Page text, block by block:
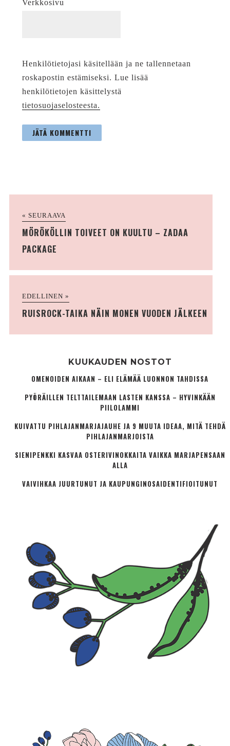
Verkkosivu
Henkilötietojasi käsitellään ja ne tallennetaan
roskapostin estämiseksi. Lue lisää
henkilötietojen käsittelystä
tietosuojaselosteesta.
« SEURAAVA
MÖRÖKÖLLIN TOIVEET ON KUULTU – ZADAA
PACKAGE
EDELLINEN »
RUISROCK-TAIKA NÄIN MONEN VUODEN JÄLKEEN
KUUKAUDEN NOSTOT
OMENOIDEN AIKAAN – ELI ELÄMÄÄ LUONNON TAHDISSA
PYÖRÄILLEN TELTTAILEMAAN LASTEN KANSSA – HYVINKÄÄN
PIILOLAMMI
KUIVATTU PIHLAJANMARJAJAUHE JA 9 MUUTA IDEAA, MITÄ TEHDÄ
PIHLAJANMARJOISTA
SIENIPENKKI KASVAA OSTERIVINOKKAITA VAIKKA MARJAPENSAAN
ALLA
VAIVIHKAA JUURTUNUT JA KAUPUNGINOSA­IDENTIFIOITUNUT